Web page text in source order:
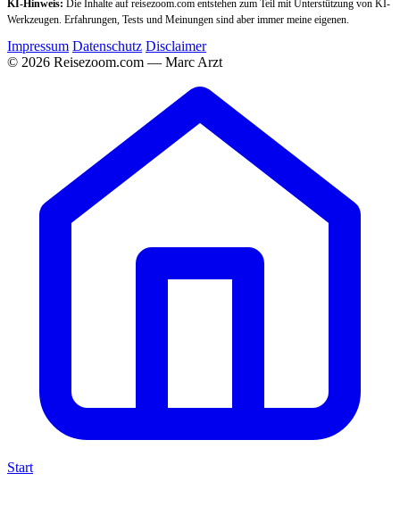
KI-Hinweis: Die Inhalte auf reisezoom.com entstehen zum Teil mit Unterstützung von KI-
Werkzeugen. Erfahrungen, Tests und Meinungen sind aber immer meine eigenen.
Impressum Datenschutz Disclaimer
© 2026 Reisezoom.com — Marc Arzt
Start